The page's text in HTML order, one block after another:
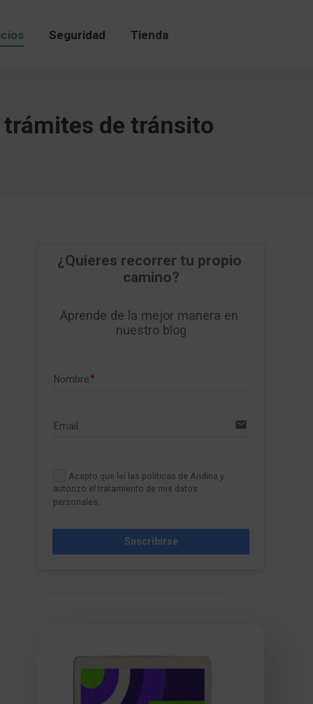
Seguridad Tienda
de tránsito
¿Quieres recorrer tu propio
camino?
Aprende de la mejor manera en
nuestro blog
Nombre
Email email
Acepto que leí las políticas de Andina y
autorizo el tratamiento de mis datos
personales.
Suscribirse
Seguridad Tienda